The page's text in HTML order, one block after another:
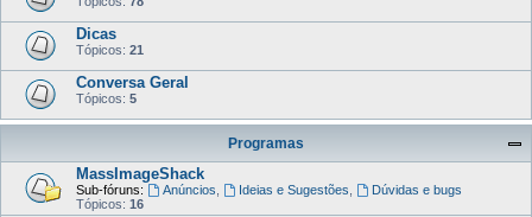
Dicas
Tópicos: 21
Conversa Geral
Tópicos: 5
Programas
MassImageShack
Sub-fóruns: Anúncios Ideias e Sugestões
Dúvidas e bugs
Tópicos: 16